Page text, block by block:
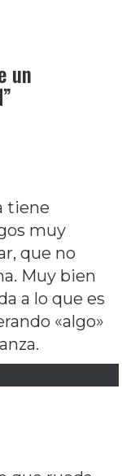
un
”
tiene
muy
que no
Muy bien
a lo que es
«algo»